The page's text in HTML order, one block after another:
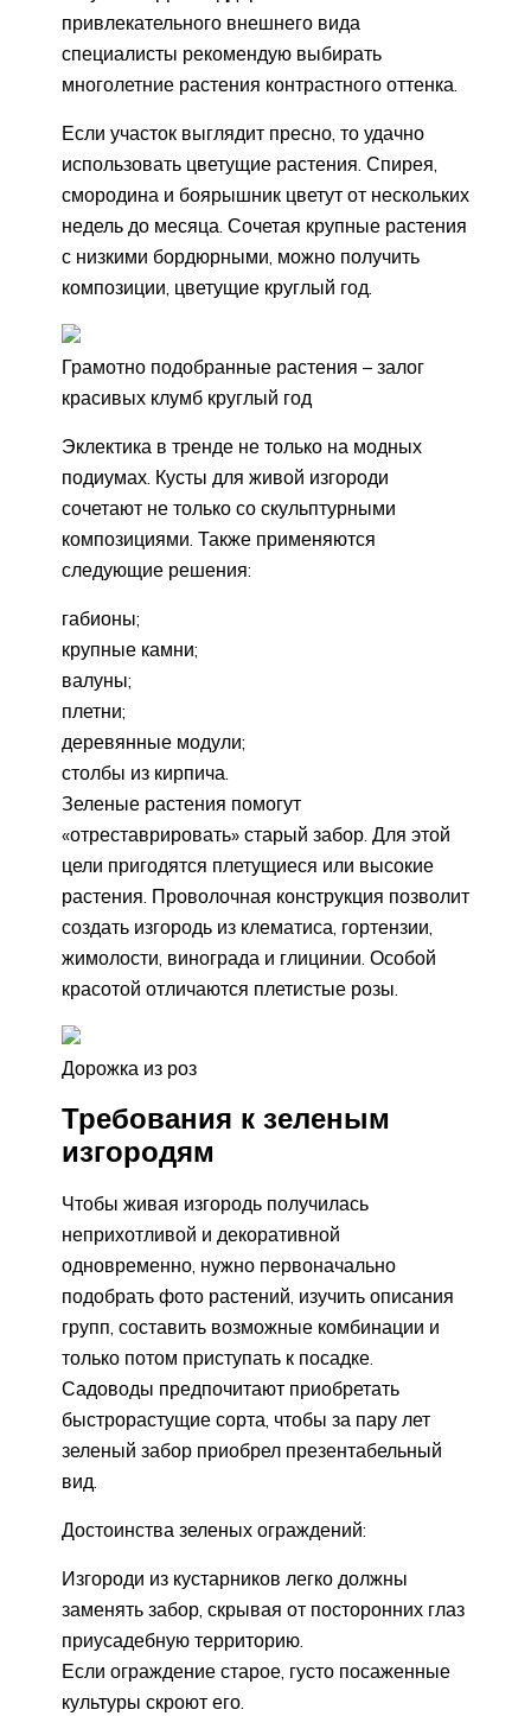
привлекательного внешнего вида
специалисты рекомендую выбирать
многолетние растения контрастного оттенка.
Если участок выглядит пресно, то удачно
использовать цветущие растения. Спирея,
смородина и боярышник цветут от нескольких
недель до месяца. Сочетая крупные растения
с низкими бордюрными, можно получить
композиции, цветущие круглый год.
Грамотно подобранные растения – залог
красивых клумб круглый год
Эклектика в тренде не только на модных
подиумах. Кусты для живой изгороди
сочетают не только со скульптурными
композициями. Также применяются
следующие решения:
габионы;
крупные камни;
валуны;
плетни;
деревянные модули;
столбы из кирпича.
Зеленые растения помогут
«отреставрировать» старый забор. Для этой
цели пригодятся плетущиеся или высокие
растения. Проволочная конструкция позволит
создать изгородь из клематиса, гортензии,
жимолости, винограда и глицинии. Особой
красотой отличаются плетистые розы.
Дорожка из роз
Требования к зеленым
изгородям
Чтобы живая изгородь получилась
неприхотливой и декоративной
одновременно, нужно первоначально
подобрать фото растений, изучить описания
групп, составить возможные комбинации и
только потом приступать к посадке.
Садоводы предпочитают приобретать
быстрорастущие сорта, чтобы за пару лет
зеленый забор приобрел презентабельный
вид.
Достоинства зеленых ограждений:
Изгороди из кустарников легко должны
заменять забор, скрывая от посторонних глаз
приусадебную территорию.
Если ограждение старое, густо посаженные
культуры скроют его.